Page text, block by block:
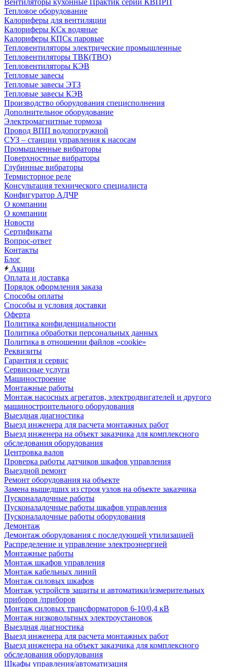
Вентиляторы кухонные Практик серии КВПРП
Тепловое оборудование
Калориферы для вентиляции
Калориферы КСк водяные
Калориферы КПСк паровые
Тепловентиляторы электрические промышленные
Тепловентиляторы ТВК(ТВО)
Тепловентиляторы КЭВ
Тепловые завесы
Тепловые завесы ЭТЗ
Тепловые завесы КЭВ
Производство оборудования специсполнения
Дополнительное оборудование
Электромагнитные тормоза
Провод ВПП водопогружной
СУЗ – станции управления к насосам
Промышленные вибраторы
Поверхностные вибраторы
Глубинные вибраторы
Термисторное реле
Консультация технического специалиста
Конфигуратор АДЧР
О компании
О компании
Новости
Сертификаты
Вопрос-ответ
Контакты
Блог
Акции
Оплата и доставка
Порядок оформления заказа
Способы оплаты
Способы и условия доставки
Оферта
Политика конфиденциальности
Политика обработки персональных данных
Политика в отношении файлов «cookie»
Реквизиты
Гарантия и сервис
Сервисные услуги
Машиностроение
Монтажные работы
Монтаж насосных агрегатов, электродвигателей и другого
машиностроительного оборудования
Выездная диагностика
Выезд инженера для расчета монтажных работ
Выезд инженера на объект заказчика для комплексного
обследования оборудования
Центровка валов
Проверка работы датчиков шкафов управления
Выездной ремонт
Ремонт оборудования на объекте
Замена вышедших из строя узлов на объекте заказчика
Пусконаладочные работы
Пусконаладочные работы шкафов управления
Пусконаладочные работы оборудования
Демонтаж
Демонтаж оборудования с последующей утилизацией
Распределение и управление электроэнергией
Монтажные работы
Монтаж шкафов управления
Монтаж кабельных линий
Монтаж силовых шкафов
Монтаж устройств защиты и автоматики/измерительных
приборов /приборов
Монтаж силовых трансформаторов 6-10/0,4 кВ
Монтаж низковольтных электроустановок
Выездная диагностика
Выезд инженера для расчета монтажных работ
Выезд инженера на объект заказчика для комплексного
обследования оборудования
Шкафы управления/автоматизация